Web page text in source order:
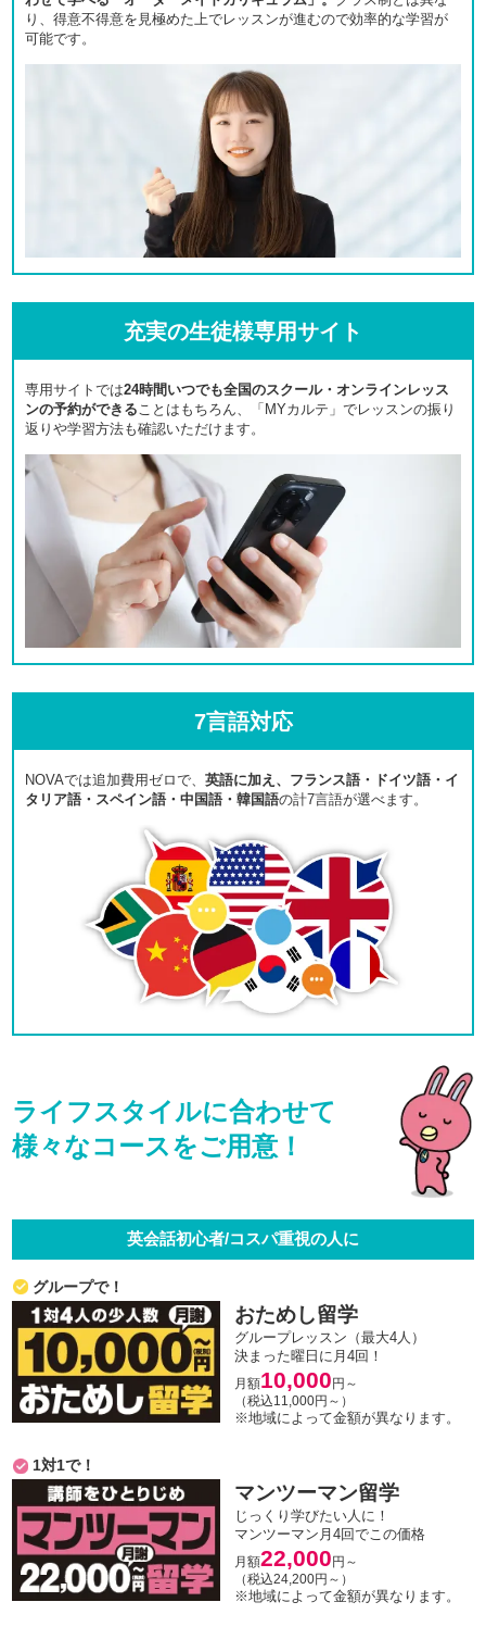
り、得意不得意を見極めた上でレッスンが進むので効率的な学習が
可能です。
充実の生徒様専用サイト
専用サイトでは24時間いつでも全国のスクール・オンラインレッス
ンの予約ができることはもちろん、「MYカルテ」でレッスンの振り
返りや学習方法も確認いただけます。
7言語対応
NOVAでは追加費用ゼロで、 英語に加え、フランス語・ドイツ語・イ
タリア語・スペイン語・中国語・韓国語の計7言語が選べます。
ライフスタイルに合わせて
様々なコースをご用意！
英会話初心者/コスパ重視の人に
グループで！
おためし留学
グループレッスン（最大4人）
決まった曜日に月4回！
月額10,000 円～
（税込11,000円～）
※地域によって金額が異なります。
1対1で！
マンツーマン留学
じっくり学びたい人に！
マンツーマン月4回でこの価格
月額22,000 円～
（税込24,200円～）
※地域によって金額が異なります。